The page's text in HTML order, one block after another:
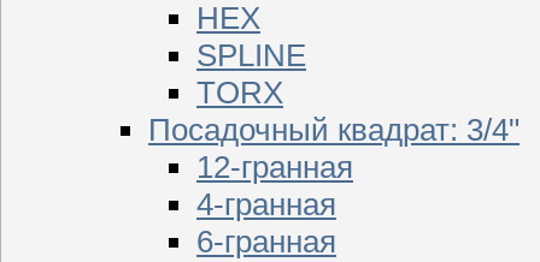
HEX
SPLINE
TORX
Посадочный квадрат: 3/4"
12-гранная
4-гранная
6-гранная